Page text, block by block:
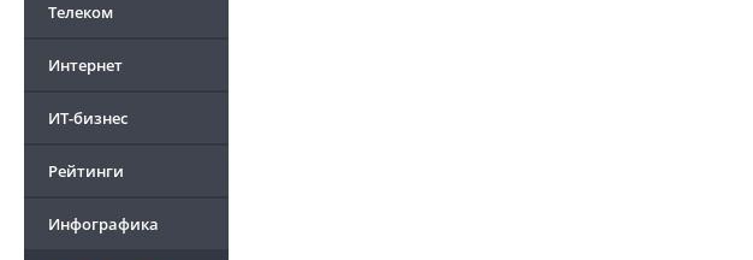
Телеком
Интернет
ИТ-бизнес
Рейтинги
Инфографика